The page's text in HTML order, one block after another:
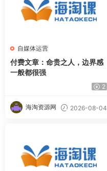
自媒体运营
付费文章：命贵之人，边界感
一般都很强
2
海淘资源网 2026-08-04